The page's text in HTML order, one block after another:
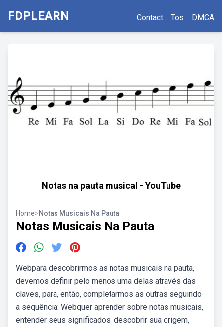
FDPLEARN Contact Tos DMCA
Notas na pauta musical - YouTube
Home>Notas Musicais Na Pauta
Notas Musicais Na Pauta
Webpara descobrirmos as notas musicais na pauta,
devemos definir pelo menos uma delas através das
claves, para, então, completarmos as outras seguindo
a sequência: Webquer aprender sobre notas musicais,
entender seus significados, descobrir sua origem,